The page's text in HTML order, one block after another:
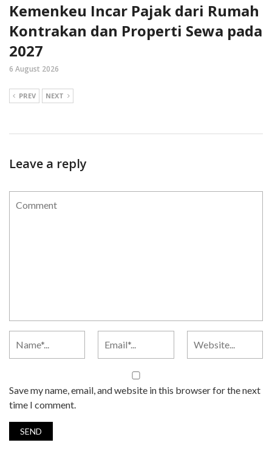
Kemenkeu Incar Pajak dari Rumah
Kontrakan dan Properti Sewa pada
2027
6 August 2026
PREV NEXT
Leave a reply
Save my name, email, and website in this browser for the next
time I comment.